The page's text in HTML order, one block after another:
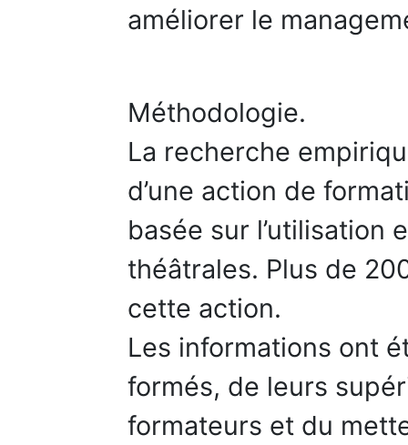
améliorer le
Méthodologie.
La recherche
d’une action de
basée sur l’utilisation
théâtrales. Plus de
cette action.
Les informations ont
formés, de leurs
formateurs et du